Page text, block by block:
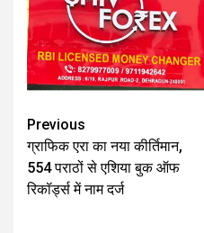
Continue
Reading
Previous
ग्राफिक एरा का नया कीर्तिमान,
554 पराठों से एशिया बुक ऑफ
रिकॉर्ड्स में नाम दर्ज